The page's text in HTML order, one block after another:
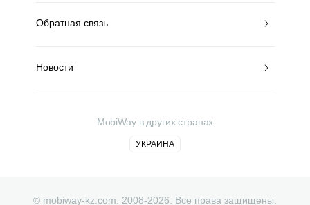
Обратная связь
Новости
MobiWay в других странах
УКРАИНА
© mobiway-kz.com. 2008-2026. Все права защищены.